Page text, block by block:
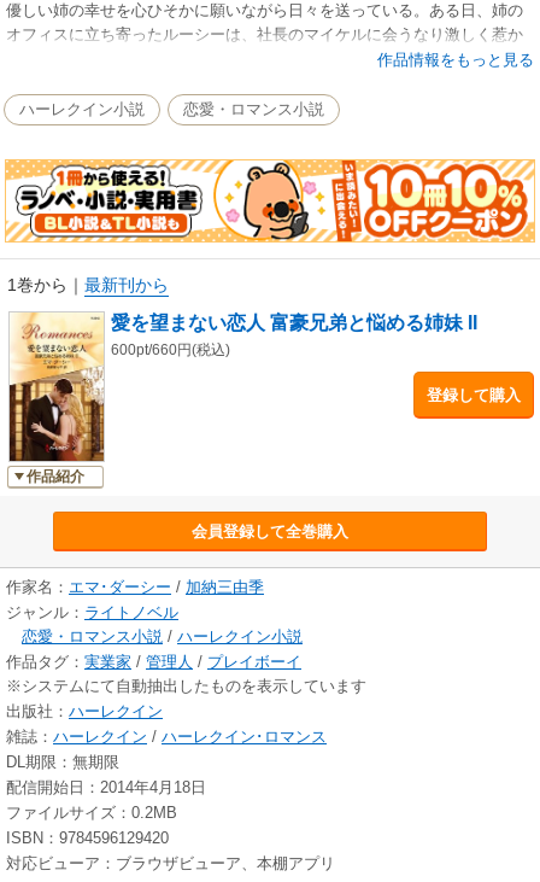
優しい姉の幸せを心ひそかに願いながら日々を送っている。ある日、姉の
オフィスに立ち寄ったルーシーは、社長のマイケルに会うなり激しく惹か
れ、何かに導かれるように、熱い一夜をともにしてしまう。ルーシーには
冷たく去っていくのだと。だがそんな矢先、ルーシーは妊娠していること
に気づき……。
作品情報をもっと見る
ハーレクイン小説 恋愛・ロマンス小説
1巻から ｜ 最新刊から
作品紹介
愛を望まない恋人 富豪兄弟と悩める姉妹 II
600pt/660円(税込)
登録して購入
会員登録して全巻購入
作家名： エマ･ダーシー / 加納三由季
ジャンル： ライトノベル
恋愛・ロマンス小説 / ハーレクイン小説
作品タグ： 実業家 / 管理人 / プレイボーイ
※システムにて自動抽出したものを表示しています
出版社： ハーレクイン
雑誌： ハーレクイン / ハーレクイン･ロマンス
DL期限：無期限
配信開始日：2014年4月18日
ファイルサイズ：0.2MB
ISBN：9784596129420
対応ビューア：ブラウザビューア、本棚アプリ